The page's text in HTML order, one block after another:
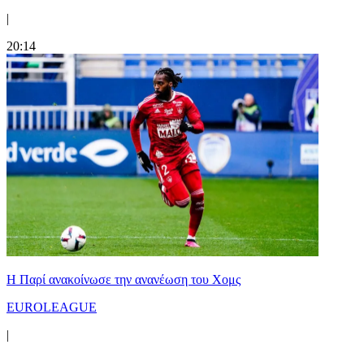
|
20:14
Η Παρί ανακοίνωσε την ανανέωση του Χομς
EUROLEAGUE
|